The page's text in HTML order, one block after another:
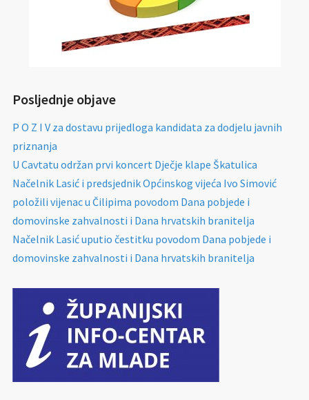
Posljednje objave
P O Z I V za dostavu prijedloga kandidata za dodjelu javnih
priznanja
U Cavtatu održan prvi koncert Dječje klape Škatulica
Načelnik Lasić i predsjednik Općinskog vijeća Ivo Simović
položili vijenac u Čilipima povodom Dana pobjede i
domovinske zahvalnosti i Dana hrvatskih branitelja
Načelnik Lasić uputio čestitku povodom Dana pobjede i
domovinske zahvalnosti i Dana hrvatskih branitelja